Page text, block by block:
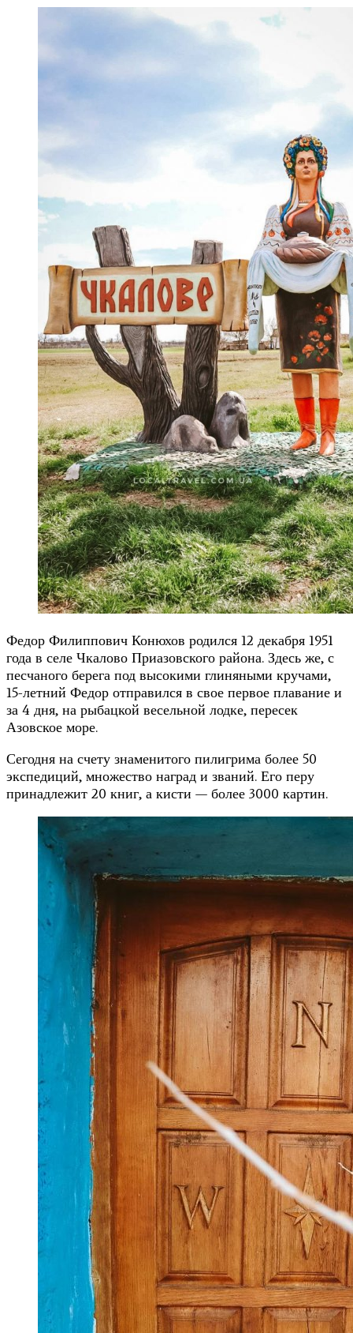
Федор Филиппович Конюхов родился 12 декабря 1951
года в селе Чкалово Приазовского района. Здесь же, с
песчаного берега под высокими глиняными кручами,
15-летний Федор отправился в свое первое плавание и
за 4 дня, на рыбацкой весельной лодке, пересек
Азовское море.
Сегодня на счету знаменитого пилигрима более 50
экспедиций, множество наград и званий. Его перу
принадлежит 20 книг, а кисти — более 3000 картин.